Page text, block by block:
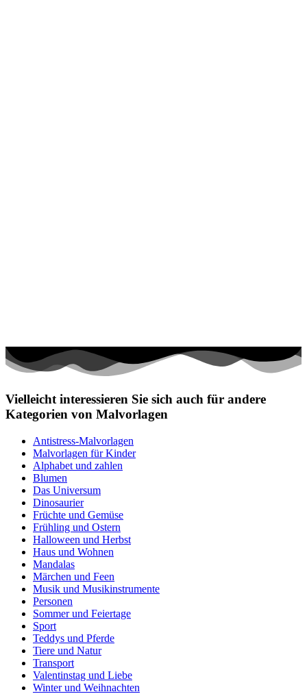
Vielleicht interessieren Sie sich auch für andere
Kategorien von Malvorlagen
Antistress-Malvorlagen
Malvorlagen für Kinder
Alphabet und zahlen
Blumen
Das Universum
Dinosaurier
Früchte und Gemüse
Frühling und Ostern
Halloween und Herbst
Haus und Wohnen
Mandalas
Märchen und Feen
Musik und Musikinstrumente
Personen
Sommer und Feiertage
Sport
Teddys und Pferde
Tiere und Natur
Transport
Valentinstag und Liebe
Winter und Weihnachten